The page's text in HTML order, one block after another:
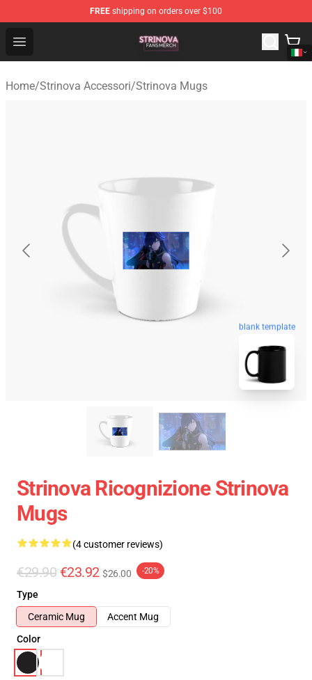
FREE shipping on orders over $100
Open menu
Strinova Shop - Official Strinova Merchandise Store
Home/Strinova Accessori/Strinova Mugs
blank template
Strinova Ricognizione Strinova
Mugs
(4 customer reviews)
€29.90 €23.92 $26.00 -20%
Type
Ceramic Mug
Accent Mug
Color